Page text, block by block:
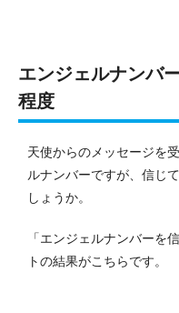
エンジェルナンバ
程度
天使からのメッセージを
ルナンバーですが、信じ
しょうか。
「エンジェルナンバーを
トの結果がこちらです。